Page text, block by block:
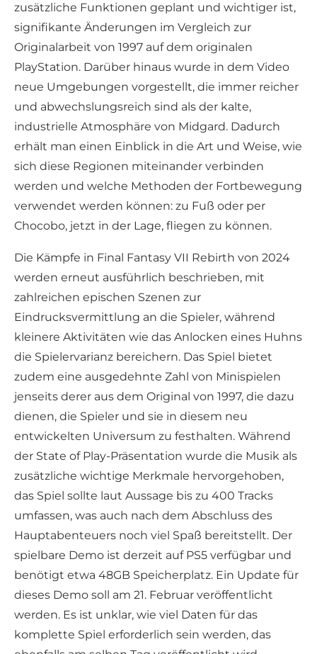
zusätzliche Funktionen geplant und wichtiger ist,
signifikante Änderungen im Vergleich zur
Originalarbeit von 1997 auf dem originalen
PlayStation. Darüber hinaus wurde in dem Video
neue Umgebungen vorgestellt, die immer reicher
und abwechslungsreich sind als der kalte,
industrielle Atmosphäre von Midgard. Dadurch
erhält man einen Einblick in die Art und Weise, wie
sich diese Regionen miteinander verbinden
werden und welche Methoden der Fortbewegung
verwendet werden können: zu Fuß oder per
Chocobo, jetzt in der Lage, fliegen zu können.
Die Kämpfe in Final Fantasy VII Rebirth von 2024
werden erneut ausführlich beschrieben, mit
zahlreichen epischen Szenen zur
Eindrucksvermittlung an die Spieler, während
kleinere Aktivitäten wie das Anlocken eines Huhns
die Spielervarianz bereichern. Das Spiel bietet
zudem eine ausgedehnte Zahl von Minispielen
jenseits derer aus dem Original von 1997, die dazu
dienen, die Spieler und sie in diesem neu
entwickelten Universum zu festhalten. Während
der State of Play-Präsentation wurde die Musik als
zusätzliche wichtige Merkmale hervorgehoben,
das Spiel sollte laut Aussage bis zu 400 Tracks
umfassen, was auch nach dem Abschluss des
Hauptabenteuers noch viel Spaß bereitstellt. Der
spielbare Demo ist derzeit auf PS5 verfügbar und
benötigt etwa 48GB Speicherplatz. Ein Update für
dieses Demo soll am 21. Februar veröffentlicht
werden. Es ist unklar, wie viel Daten für das
komplette Spiel erforderlich sein werden, das